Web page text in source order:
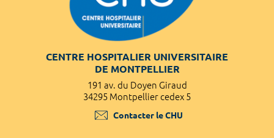
CENTRE HOSPITALIER UNIVERSITAIRE
DE MONTPELLIER
191 av. du Doyen Giraud
34295 Montpellier cedex 5
Contacter le CHU